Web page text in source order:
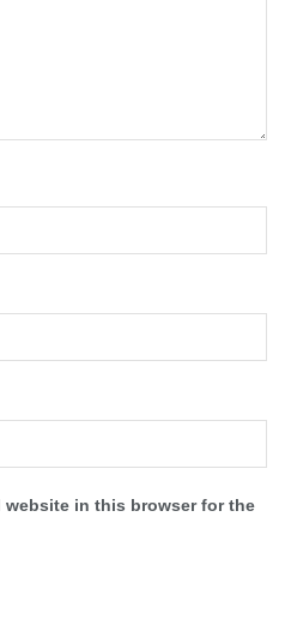
website in this browser for the